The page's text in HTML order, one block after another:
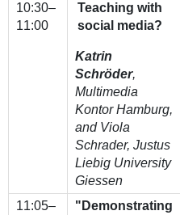
10:30–
11:00
Teaching with
social media?
Katrin
Schröder,
Multimedia
Kontor Hamburg,
and Viola
Schrader,Justus
Liebig University
Giessen
11:05–
"Demonstrating